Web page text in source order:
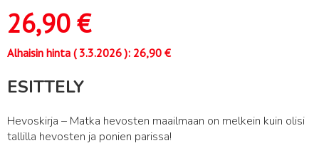
26,90€
Alhaisin hinta (3.3.2026): 26,90 €
ESITTELY
Hevoskirja – Matka hevosten maailmaan on melkein kuin olisi
tallilla hevosten ja ponien parissa!